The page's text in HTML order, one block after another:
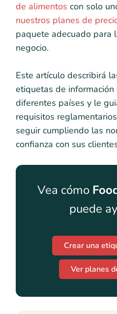
de alimentos con solo
nuestros planes de
paquete adecuado para
negocio.
Este artículo describirá
etiquetas de información
diferentes países y le
requisitos
seguir cumpliendo las
confianza con sus
Vea cómo
puede
Crear una
Ver planes